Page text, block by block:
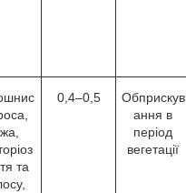
та
0,4‒0,5
Обприскув
ання в
період
вегетації